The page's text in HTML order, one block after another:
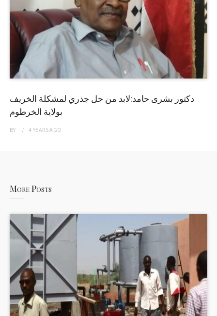
دكتور بشرى حامد:لابد من حل جذري لمشكلة الخريف
بولاية الخرطوم
BY 4 YEARSAGO
More Posts